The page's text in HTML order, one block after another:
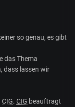
so genau, es gibt
das Thema
dass lassen wir
CIG. CIG beauftragt